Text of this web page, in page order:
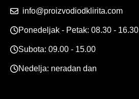
info@proizvodiodklirita.com
Ponedeljak - Petak: 08.30 - 16.30
Subota: 09.00 - 15.00
Nedelja: neradan dan